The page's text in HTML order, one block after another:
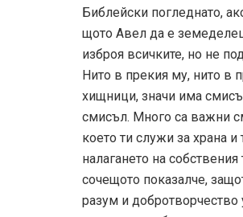
Библейски погледнато,
щото Авел да е
изброя всичките, но не
Нито в прекия му, нито в
хищници, значи има
смисъл. Много са важни
което ти служи за храна
налагането на
сочещото показалче,
разум и добротворчество